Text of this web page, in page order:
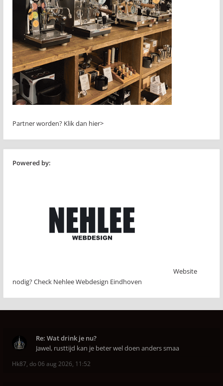
Partner worden? Klik dan hier>
Powered by:
Website
nodig? Check Nehlee Webdesign Eindhoven
Re: Wat drink je nu?
Jawel, rusttijd kan je beter wel doen anders smaa
Hk87, do 06 aug 2026, 11:52